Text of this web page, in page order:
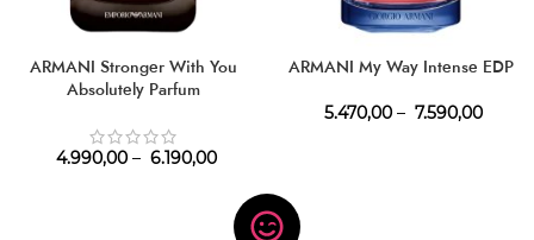
ARMANI Stronger With You
Absolutely Parfum
4.990,00 – 6.190,00
ARMANI My Way Intense EDP
5.470,00 – 7.590,00